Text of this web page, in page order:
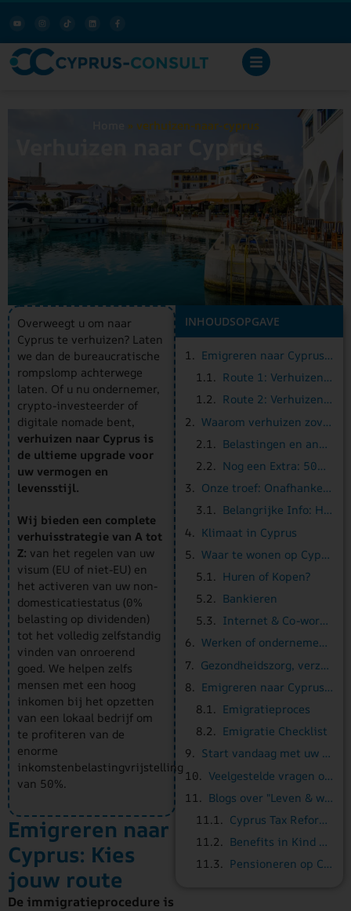
» verhuizen-naar-cyprus
Verhuizen naar Cyprus
Overweegt u om naar
Cyprus te verhuizen? Laten
we dan de bureaucratische
rompslomp achterwege
laten. Of u nu ondernemer,
crypto-investeerder of
digitale nomade bent,
verhuizen naar Cyprus is
de ultieme upgrade voor
uw vermogen en
levensstijl.
Wij bieden een complete
verhuisstrategie van A tot
Z: van het regelen van uw
visum (EU of niet-EU) en
het activeren van uw non-
domesticatiestatus (0%
belasting op dividenden)
tot het volledig zelfstandig
vinden van onroerend
goed. We helpen zelfs
mensen met een hoog
inkomen bij het opzetten
van een lokaal bedrijf om
te profiteren van de
enorme
inkomstenbelastingvrijstelling
van 50%.
Emigreren naar
Cyprus: Kies
jouw route
De immigratieprocedure is
INHOUDSOPGAVE
Emigreren naar Cyprus: Kies jouw route
Route 1: Verhuizen als EU-burger
Route 2: Verhuizen als niet-EU-burger
Waarom verhuizen zoveel mensen naar Cyprus?
Belastingen en andere voordelen van Cyprus
Nog een Extra: 50% vrijstelling van inkomstenbelasting.
Onze troef: Onafhankelijke woning- en vastgoedbegeleiding
Belangrijke Info: Het verschil tussen Noord- en Zuid-Cyprus
Klimaat in Cyprus
Waar te wonen op Cyprus?
Huren of Kopen?
Bankieren
Internet & Co-working
Werken of ondernemen & bedrijfsoprichting
Gezondheidszorg, verzekeringen en onderwijs
Emigreren naar Cyprus: Een Stappenplan
Emigratieproces
Emigratie Checklist
Start vandaag met uw verhuizing naar Cyprus
Veelgestelde vragen omtrent verhuizen naar Cyprus
Blogs over "Leven & werken" in Cyprus
Cyprus Tax Reform 2026: Alles wat je moet weten
Benefits in Kind & Fringe Benefits in Cyprus: Een Complete Gids
Pensioneren op Cyprus: De ultieme gids voor Europeanen en Britten